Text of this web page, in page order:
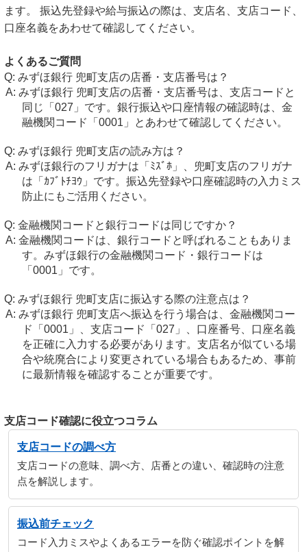
ます。 振込先登録や給与振込の際は、支店名、支店コード、
口座名義をあわせて確認してください。
よくあるご質問
みずほ銀行 兜町支店の店番・支店番号は？
みずほ銀行 兜町支店の店番・支店番号は、支店コードと
同じ「027」です。銀行振込や口座情報の確認時は、金
融機関コード「0001」とあわせて確認してください。
みずほ銀行 兜町支店の読み方は？
みずほ銀行のフリガナは「ﾐｽﾞﾎ」、兜町支店のフリガナ
は「ｶﾌﾞﾄﾁﾖｳ」です。振込先登録や口座確認時の入力ミス
防止にもご活用ください。
金融機関コードと銀行コードは同じですか？
金融機関コードは、銀行コードと呼ばれることもありま
す。みずほ銀行の金融機関コード・銀行コードは
「0001」です。
みずほ銀行 兜町支店に振込する際の注意点は？
みずほ銀行 兜町支店へ振込を行う場合は、金融機関コー
ド「0001」、支店コード「027」、口座番号、口座名義
を正確に入力する必要があります。支店名が似ている場
合や統廃合により変更されている場合もあるため、事前
に最新情報を確認することが重要です。
支店コード確認に役立つコラム
支店コードの調べ方
支店コードの意味、調べ方、店番との違い、確認時の注意
点を解説します。
振込前チェック
コード入力ミスやよくあるエラーを防ぐ確認ポイントを解